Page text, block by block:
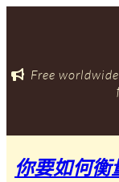
內
Free
你要如何衡